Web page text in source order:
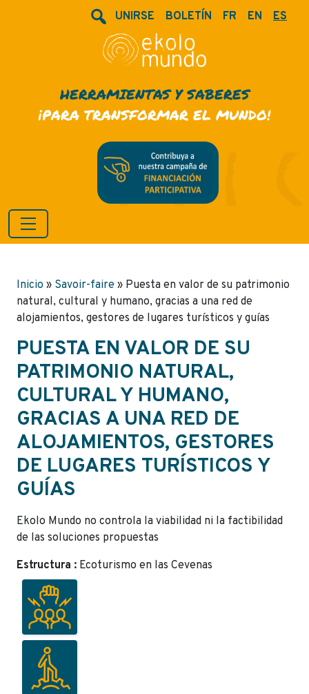
UNIRSE BOLETÍN FR EN ES
HERRAMIENTAS Y SABERES
¡PARA TRANSFORMAR EL MUNDO!
Inicio » Savoir-faire » Puesta en valor de su patrimonio
natural, cultural y humano, gracias a una red de
alojamientos, gestores de lugares turísticos y guías
PUESTA EN VALOR DE SU
PATRIMONIO NATURAL,
CULTURAL Y HUMANO,
GRACIAS A UNA RED DE
ALOJAMIENTOS, GESTORES
DE LUGARES TURÍSTICOS Y
GUÍAS
Ekolo Mundo no controla la viabilidad ni la factibilidad
de las soluciones propuestas
Estructura : Ecoturismo en las Cevenas